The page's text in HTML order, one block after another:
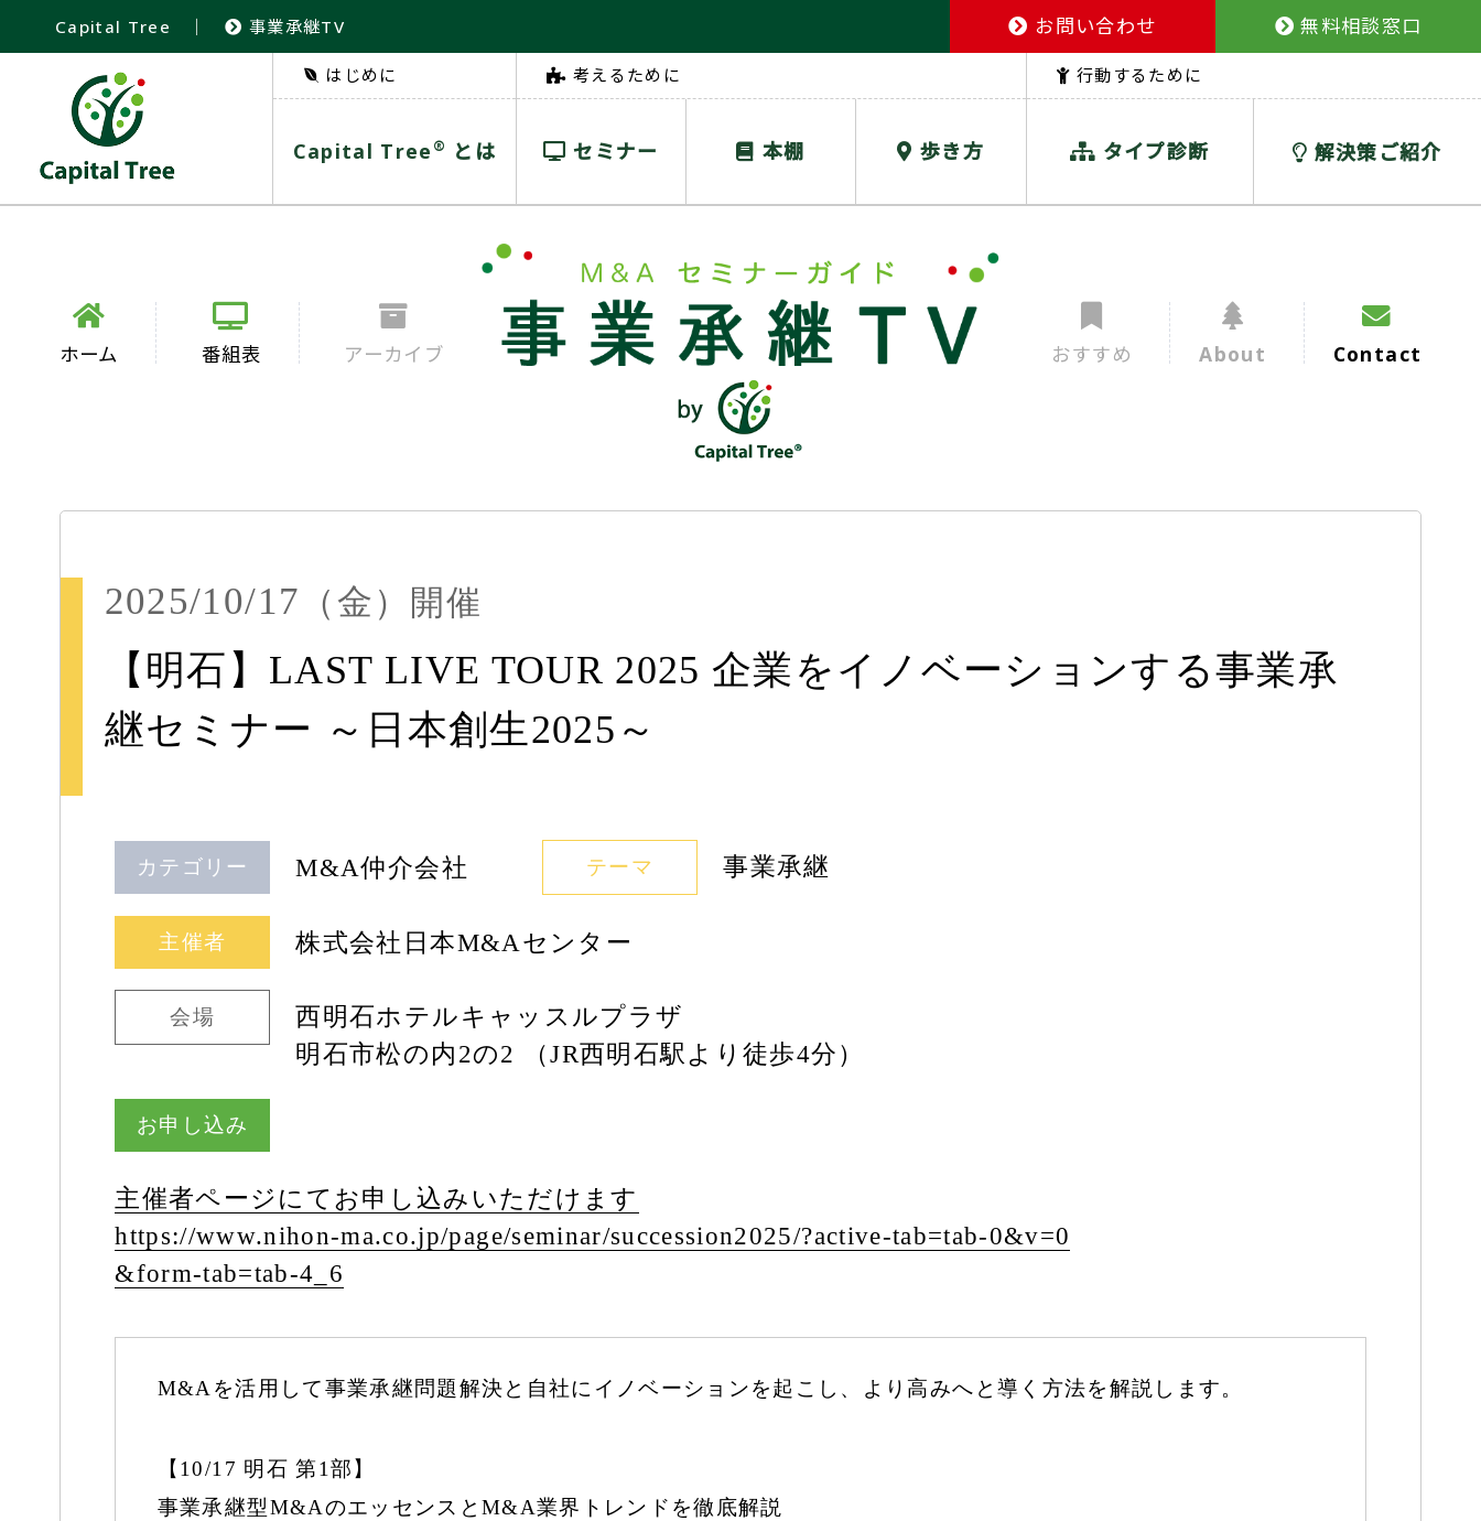
Capital Tree ｜ 事業承継TV お問い合わせ 無料相談窓口
はじめに
Capital Tree ® とは
考えるために
セミナー 本棚 歩き方
行動するために
タイプ診断 解決策ご紹介
ホーム 番組表 アーカイブ おすすめ About Contact
2025/10/17 （金） 開催
【明石】LAST LIVE TOUR 2025 企業をイノベーションする事業承
継セミナー ～日本創生2025～
カテゴリー M&A仲介会社 テーマ 事業承継
主催者 株式会社日本M&Aセンター
会場
西明石ホテルキャッスルプラザ
明石市松の内2の2 （JR西明石駅より徒歩4分）
お申し込み
主催者ページにてお申し込みいただけます
https://www.nihon-ma.co.jp/page/seminar/succession2025/?active-tab=tab-0&v=0
&form-tab=tab-4_6
M&Aを活用して事業承継問題解決と自社にイノベーションを起こし、より高みへと導く方法を解説します。
【10/17 明石 第1部】
事業承継型M&AのエッセンスとM&A業界トレンドを徹底解説